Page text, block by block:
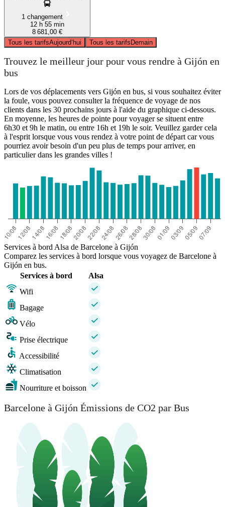
1 changement
12 h 55 min
8 681,00 €
Tous les tarifsAujourd’hui Tous les tarifsDemain
Trouvez le meilleur jour pour vous rendre à Gijón en
bus
Lors de vos déplacements vers Gijón en bus, si vous souhaitez éviter
la foule, vous pouvez consulter la fréquence de voyage de nos
clients dans les 30 prochains jours à l'aide du graphique ci-dessous.
En moyenne, les heures de pointe pour voyager se situent entre
6h30 et 9h le matin, ou entre 16h et 19h le soir. Veuillez garder cela
à l'esprit lorsque vous vous rendez à votre point de départ car vous
pourriez avoir besoin d'un peu plus de temps pour arriver, en
particulier dans les grandes villes !
Services à bord Alsa de Barcelone à Gijón
Comparez les services à bord lorsque vous voyagez de Barcelone à
Gijón en bus.
Services à bord
Alsa
Wifi
Bagage
Vélo
Prise électrique
Accessibilité
Climatisation
Nourriture et boisson
Barcelone à Gijón Émissions de CO2 par Bus